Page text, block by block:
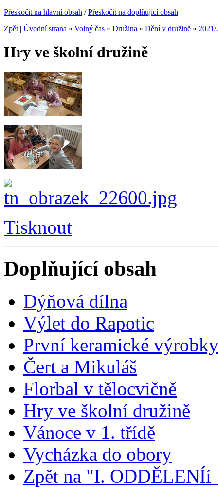
Přeskočit na hlavní obsah /Přeskočit na doplňující obsah
Zpět | Úvodní strana » Volný čas » Družina » Dění v družině » 2021/
Hry ve školní družině
Tisknout
Doplňující obsah
Dýňová dílna
Výlet do Rapotic
První keramické výrobky
Čert a Mikuláš
Florbal v tělocvičně
Hry ve školní družině
Vánoce v 1. třídě
Vycházka do obory
Zpět na "I. ODDĚLENÍí